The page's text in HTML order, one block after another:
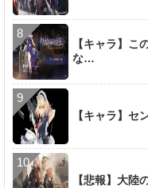
【キャラ】こ
な…
【キャラ】
【悲報】大陸